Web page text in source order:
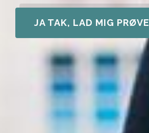
JA TAK, LAD MIG PRØVE